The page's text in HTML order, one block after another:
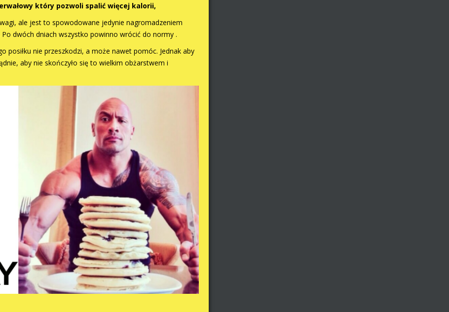
który pozwoli spalić więcej kalorii,
ale jest to spowodowane jedynie nagromadzeniem
dwóch dniach wszystko powinno wrócić do normy .
posiłku nie przeszkodzi, a może nawet pomóc. Jednak aby
aby nie skończyło się to wielkim obżarstwem i